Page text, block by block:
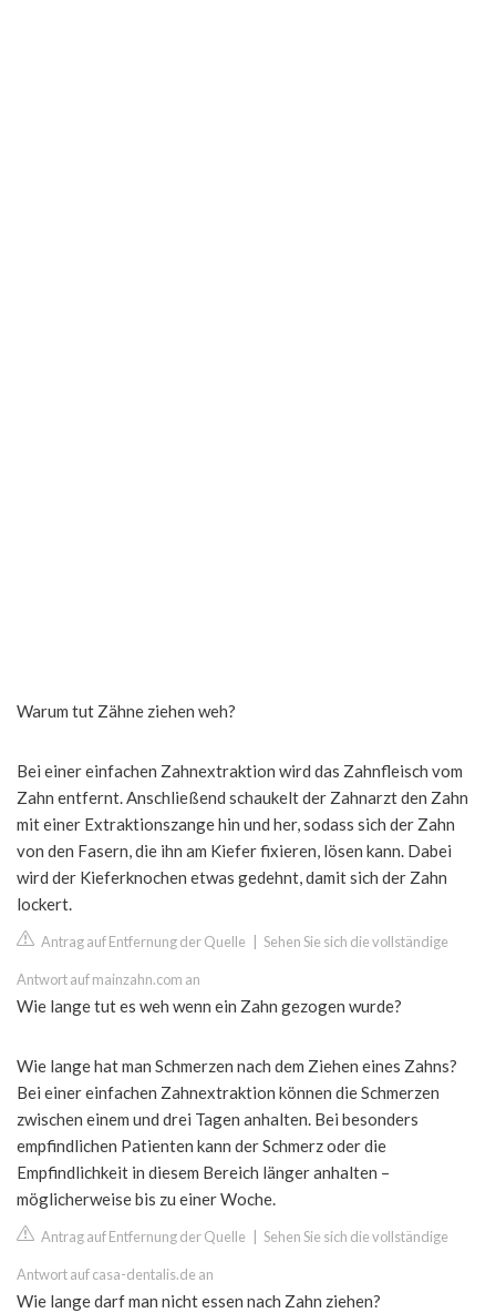
Warum tut Zähne ziehen weh?
Bei einer einfachen Zahnextraktion wird das Zahnfleisch vom
Zahn entfernt. Anschließend schaukelt der Zahnarzt den Zahn
mit einer Extraktionszange hin und her, sodass sich der Zahn
von den Fasern, die ihn am Kiefer fixieren, lösen kann. Dabei
wird der Kieferknochen etwas gedehnt, damit sich der Zahn
lockert.
Antrag auf Entfernung der Quelle Sehen Sie sich die vollständige
Antwort auf mainzahn.com an
Wie lange tut es weh wenn ein Zahn gezogen wurde?
Wie lange hat man Schmerzen nach dem Ziehen eines Zahns?
Bei einer einfachen Zahnextraktion können die Schmerzen
zwischen einem und drei Tagen anhalten. Bei besonders
empfindlichen Patienten kann der Schmerz oder die
Empfindlichkeit in diesem Bereich länger anhalten –
möglicherweise bis zu einer Woche.
Antrag auf Entfernung der Quelle Sehen Sie sich die vollständige
Antwort auf casa-dentalis.de an
Wie lange darf man nicht essen nach Zahn ziehen?